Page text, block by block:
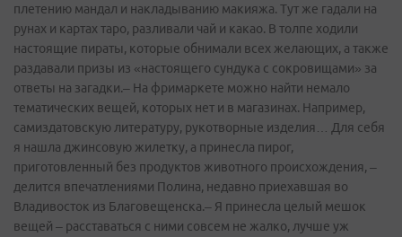
плетению мандал и накладыванию макияжа. Тут же гадали на
рунах и картах таро, разливали чай и какао. В толпе ходили
настоящие пираты, которые обнимали всех желающих, а также
раздавали призы из «настоящего сундука с сокровищами» за
ответы на загадки.– На фримаркете можно найти немало
тематических вещей, которых нет и в магазинах. Например,
самиздатовскую литературу, рукотворные изделия… Для себя
я нашла джинсовую жилетку, а принесла пирог,
приготовленный без продуктов животного происхождения, –
делится впечатлениями Полина, недавно приехавшая во
Владивосток из Благовещенска.– Я принесла целый мешок
вещей – расставаться с ними совсем не жалко, лучше уж